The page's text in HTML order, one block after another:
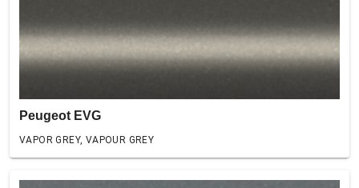
Peugeot EVG
VAPOR GREY, VAPOUR GREY